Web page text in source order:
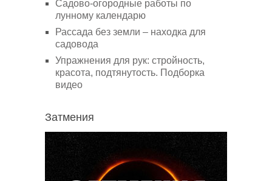
Садово-огородные работы по
лунному календарю
Рассада без земли – находка для
садовода
Упражнения для рук: стройность,
красота, подтянутость. Подборка
видео
Затмения